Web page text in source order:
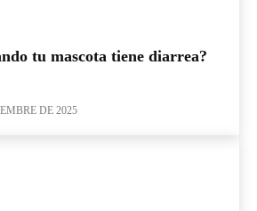
tu mascota tiene diarrea?
DE 2025